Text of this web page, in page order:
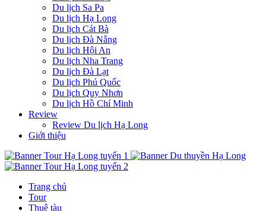
Du lịch Sa Pa
Du lịch Hạ Long
Du lịch Cát Bà
Du lịch Đà Nẵng
Du lịch Hội An
Du lịch Nha Trang
Du lịch Đà Lạt
Du lịch Phú Quốc
Du lịch Quy Nhơn
Du lịch Hồ Chí Minh
Review
Review Du lịch Hạ Long
Giới thiệu
Trang chủ
Tour
Thuê tàu